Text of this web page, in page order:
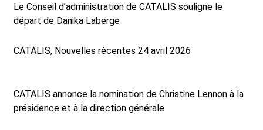
Le Conseil d’administration de CATALIS souligne le
départ de Danika Laberge
CATALIS, Nouvelles récentes 24 avril 2026
CATALIS annonce la nomination de Christine Lennon à la
présidence et à la direction générale